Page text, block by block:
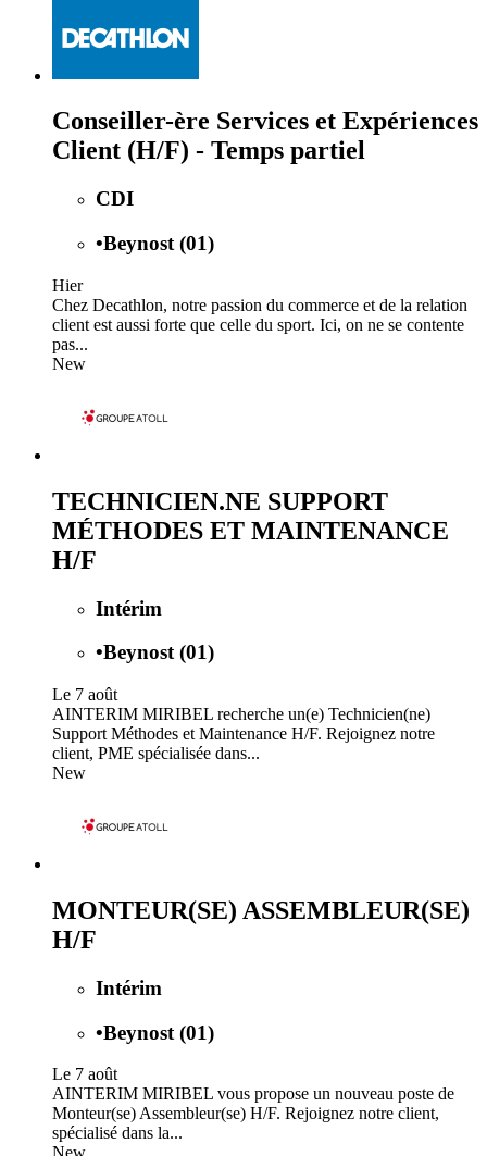
Conseiller-ère Services et Expériences
Client (H/F) - Temps partiel
CDI
•Beynost (01)
Hier
Chez Decathlon, notre passion du commerce et de la relation
client est aussi forte que celle du sport. Ici, on ne se contente
pas...
New
TECHNICIEN.NE SUPPORT
MÉTHODES ET MAINTENANCE
H/F
Intérim
•Beynost (01)
Le 7 août
AINTERIM MIRIBEL recherche un(e) Technicien(ne)
Support Méthodes et Maintenance H/F. Rejoignez notre
client, PME spécialisée dans...
New
MONTEUR(SE) ASSEMBLEUR(SE)
H/F
Intérim
•Beynost (01)
Le 7 août
AINTERIM MIRIBEL vous propose un nouveau poste de
Monteur(se) Assembleur(se) H/F. Rejoignez notre client,
spécialisé dans la...